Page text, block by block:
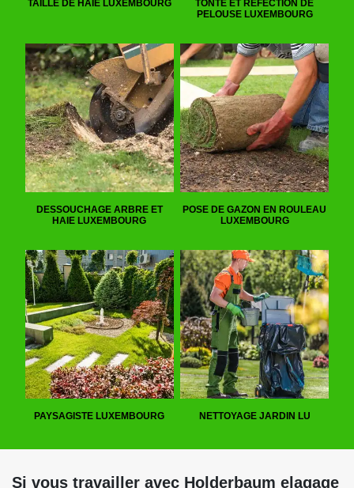
TAILLE DE HAIE LUXEMBOURG
TONTE ET RÉFECTION DE
PELOUSE LUXEMBOURG
DESSOUCHAGE ARBRE ET
HAIE LUXEMBOURG
POSE DE GAZON EN ROULEAU
LUXEMBOURG
PAYSAGISTE LUXEMBOURG NETTOYAGE JARDIN LU
Si vous travailler avec Holderbaum elagage